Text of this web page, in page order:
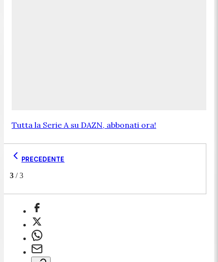
Tutta la Serie A su DAZN, abbonati ora!
PRECEDENTE
3 /3